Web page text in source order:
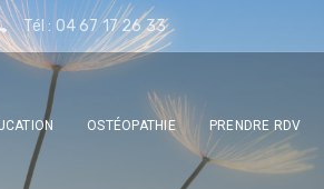
Tél : 04 67 17 26 33
OSTÉOPATHIE PRENDRE RDV